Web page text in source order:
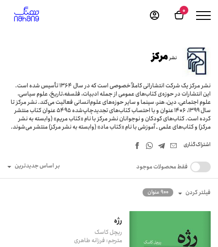
0
نشرمرکز
نشر مرکز یک شرکت انتشاراتی کاملاً خصوصی است که در سال 1364 تأسیس شده است.
این انتشارات در حوزه‌ی کتاب‌های عمومی از جمله ادبیات، فلسفه،تاریخ، علوم سیاسی،
علوم اجتماعی، دین، هنر، سینما و سایر حوزه‌های علوم‌انسانی فعالیت می‌کند. نشر مرکز تا
سال 1399، 1406 عنوان و با احتساب کتاب‌های تجدیدچاپ‌شده 5495 عنوان کتاب منتشر
کرده است. کتاب‌های کودکان و نوجوانان نشر مرکز با نام «کتاب مریم» (وابسته به نشر
مرکز) و کتاب‌های علمی ـ آموزشی با نام «کتاب ماد» (وابسته به نشر مرکز) منتشر می‌شوند.
اشتراک‌گذاری
فقط محصولات موجود بر اساس جدیدترین
فیلتر کردن 900 عنوان
رژه
ریچل کاسک
مترجم: فرزانه طاهری